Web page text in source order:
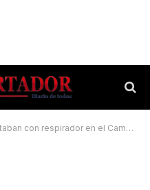
con respirador en el Campaña